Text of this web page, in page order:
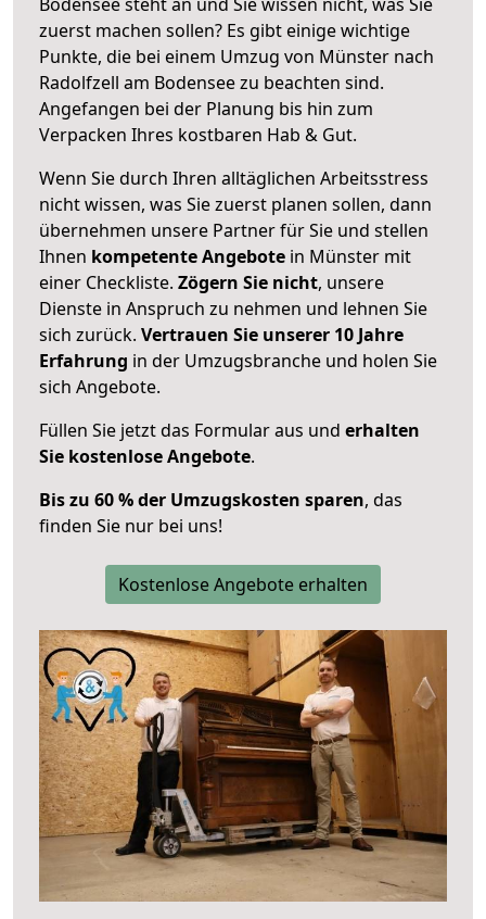
zuerst machen sollen? Es gibt einige wichtige
Punkte, die bei einem Umzug von Münster nach
Radolfzell am Bodensee zu beachten sind.
Angefangen bei der Planung bis hin zum
Verpacken Ihres kostbaren Hab & Gut.
Wenn Sie durch Ihren alltäglichen Arbeitsstress
nicht wissen, was Sie zuerst planen sollen, dann
übernehmen unsere Partner für Sie und stellen
Ihnen kompetente Angebote in Münster mit
einer Checkliste. Zögern Sie nicht, unsere
Dienste in Anspruch zu nehmen und lehnen Sie
sich zurück. Vertrauen Sie unserer 10 Jahre
Erfahrung in der Umzugsbranche und holen Sie
sich Angebote.
Füllen Sie jetzt das Formular aus und erhalten
Sie kostenlose Angebote.
Bis zu 60 % der Umzugskosten sparen, das
finden Sie nur bei uns!
Kostenlose Angebote erhalten